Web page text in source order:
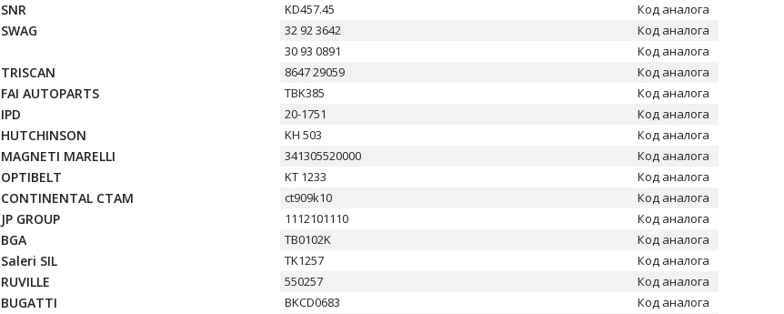
SNR KD457.45 Код аналога
SWAG 32 92 3642
Код аналога
30 93 0891
Код аналога
TRISCAN 8647 29059 Код аналога
FAI AUTOPARTS TBK385 Код аналога
IPD 20-1751 Код аналога
HUTCHINSON KH 503 Код аналога
MAGNETI MARELLI 341305520000 Код аналога
OPTIBELT KT 1233 Код аналога
CONTINENTAL CTAM ct909k10 Код аналога
JP GROUP 1112101110 Код аналога
BGA TB0102K Код аналога
Saleri SIL TK1257 Код аналога
RUVILLE 550257 Код аналога
BUGATTI BKCD0683 Код аналога